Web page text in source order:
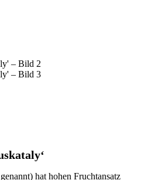
hat hohen Fruchtansatz